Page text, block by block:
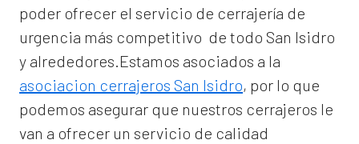
poder ofrecer el servicio de cerrajería de
urgencia más competitivo de todo San Isidro
y alrededores.Estamos asociados a la
asociacion cerrajeros San Isidro, por lo que
podemos asegurar que nuestros cerrajeros le
van a ofrecer un servicio de calidad